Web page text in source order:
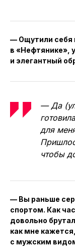
— Ощутили себя
в «Нефтянике»,
и элегантный
— Да
для
чтобы
— Вы раньше
спортом. Как
довольно
как мне
с мужским